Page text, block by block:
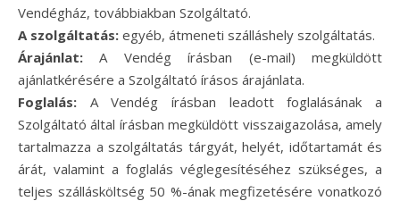
Vendégház, továbbiakban Szolgáltató.
A szolgáltatás: egyéb, átmeneti szálláshely szolgáltatás.
Árajánlat: A Vendég írásban (e-mail) megküldött
ajánlatkérésére a Szolgáltató írásos árajánlata.
Foglalás: A Vendég írásban leadott foglalásának a
Szolgáltató által írásban megküldött visszaigazolása, amely
tartalmazza a szolgáltatás tárgyát, helyét, időtartamát és
árát, valamint a foglalás véglegesítéséhez szükséges, a
teljes szállásköltség 50 %-ának megfizetésére vonatkozó